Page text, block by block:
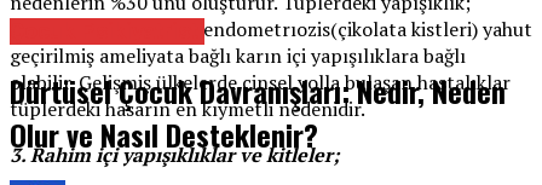
geçirilmiş enfeksiyon, endometrıozis(çikolata kistleri) yahut
geçirilmiş ameliyata bağlı karın içi yapışılıklara bağlı
olabilir. Gelişmiş ülkelerde cinsel yolla bulaşan hastalıklar
tüplerdeki hasarın en kıymetli nedenidir.
3. Rahim içi yapışıklıklar ve kitleler;
Dürtüsel Çocuk Davranışları: Nedir, Neden
Olur ve Nasıl Desteklenir?